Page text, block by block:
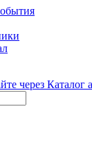
через